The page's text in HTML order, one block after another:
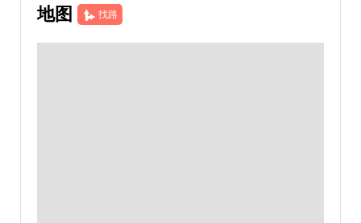
地图 找路